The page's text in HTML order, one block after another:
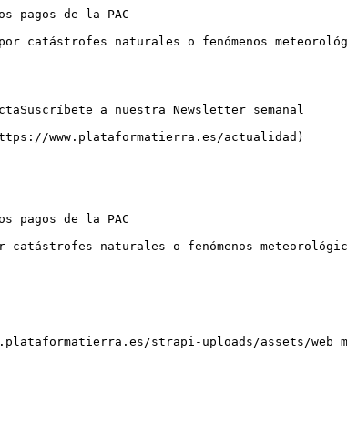
pagos de la PAC
catástrofes naturales o fenómenos
a nuestra Newsletter semanal
www.plataformatierra.es/actualidad)
pagos de la PAC
catástrofes naturales o fenómenos
strapi-uploads/assets/